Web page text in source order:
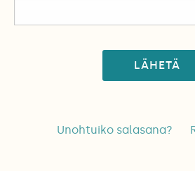
LÄHETÄ
Unohtuiko salasana?